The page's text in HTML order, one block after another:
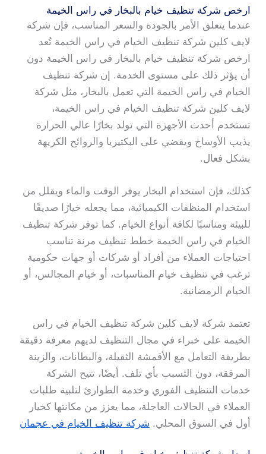
ارخص شركة تنظيف خيام بالبخار في راس الخيمة
عندما يتعلق الأمر بالجودة والسعر المناسب، فإن شركة
لايف كلين شركة تنظيف الخيام في راس الخيمة تُعد
ارخص شركة تنظيف خيام بالبخار في راس الخيمة دون
أن يؤثر ذلك على مستوى الخدمة. إن شركة تنظيف
الخيام في راس الخيمة التي تعمل بالبخار، مثل شركة
لايف كلين شركة تنظيف الخيام في راس الخيمة،
تستخدم أحدث الأجهزة التي تولد بخارًا عالي الحرارة
يذيب الأوساخ ويقضي على البكتيريا والروائح الكريهة
بشكل فعال.
كذلك، فإن استخدام البخار يوفر الوقت والماء ويقلل من
استخدام المنظفات الكيميائية، مما يجعله خيارًا صديقًا
للبيئة ومناسبًا لكافة أنواع الخيام. كما توفر شركة تنظيف
الخيام في راس الخيمة خطط تنظيف مرنة تناسب
احتياجات العملاء من أفراد أو شركات أو جهات حكومية
ترغب في تنظيف خيام المناسبات، أو خيام المجالس، أو
الخيام الرمضانية.
تعتمد شركة لايف كلين شركة تنظيف الخيام في راس
الخيمة على خبراء في مجال التنظيف لديهم معرفة دقيقة
بطريقة التعامل مع الأقمشة الثقيلة، والبطانات، والزينة
المرفقة، دون التسبب بأي تلف. أيضًا، تتيح الشركة
خدمات التنظيف الفوري وخدمة الطوارئ لتلبية طلبات
العملاء في الحالات العاجلة، مما يعزز من مكانتها كخيار
أول في السوق المحلي. شركة تنظيف الخيام في عجمان